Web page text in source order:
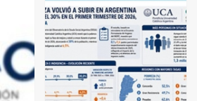
en Ruta 5: falleció un
Trenque Lauquen